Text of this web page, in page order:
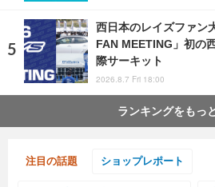
西日本のレイズファ
FAN MEETING」初の
際サーキット
2026.8.7 Fri 18:00
ランキングをもっ
注目の話題 ショップレポート